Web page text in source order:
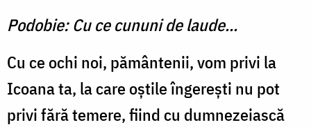
Podobie: Cu ce cununi de laude...
Cu ce ochi noi, pământenii, vom privi la
Icoana ta, la care oştile îngereşti nu pot
privi fără temere, fiind cu dumnezeiască